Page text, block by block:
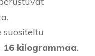
suositeltu
16 kilogrammaa.